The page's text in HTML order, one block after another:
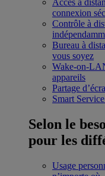
connexion
Contrôle à
Bureau à
vous soyez
Wake-on-
appareils
Partage
Smart Service
Selon le
pour les
Usage